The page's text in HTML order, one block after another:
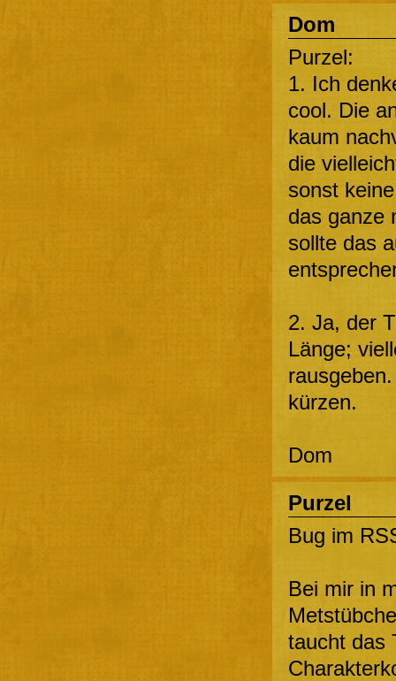
Dom
Purzel:
1. Ich
cool. Die
kaum
die
sonst
das ganze
sollte das
2. Ja, der
Länge;
kürzen.
Dom
Purzel
Bug im
Bei mir in
taucht das